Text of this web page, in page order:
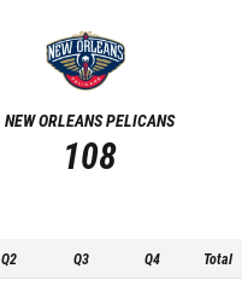
NEW ORLEANS PELICANS
108
Q2 Q3 Q4 Total